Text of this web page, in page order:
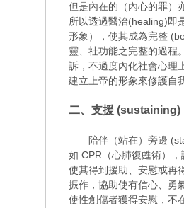
但是內在的（內心的罪）
所以透過醫治(healing)即
形象），使其成為完整
靈、社功能之完整的過程
訴，不過度內化社會心理
建立上帝的形象來修護自
二、支援 (sustaining)
陪伴（站在）旁邊
如 CPR（心肺復甦術）
使其得到援助、安慰或再
振作，協助使有信心、勇
使性創傷者獲得安慰，不